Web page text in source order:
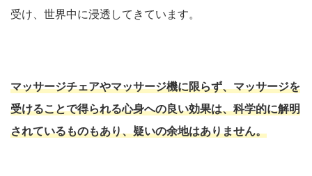
受け、世界中に浸透してきています。
マッサージチェアやマッサージ機に限らず、マッサージを
受けることで得られる心身への良い効果は、科学的に解明
されているものもあり、疑いの余地はありません。